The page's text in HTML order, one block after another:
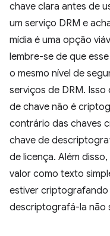
chave clara antes de
um serviço DRM e
mídia é uma opção
lembre-se de que
o mesmo nível de
serviços de DRM.
de chave não é
contrário das chaves
chave de
de licença. Além
valor como texto
estiver criptografando
descriptografá-la não